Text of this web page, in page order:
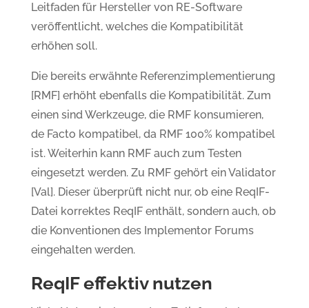
Leitfaden für Hersteller von RE-Software
veröffentlicht, welches die Kompatibilität
erhöhen soll.
Die bereits erwähnte Referenzimplementierung
[RMF] erhöht ebenfalls die Kompatibilität. Zum
einen sind Werkzeuge, die RMF konsumieren,
de Facto kompatibel, da RMF 100% kompatibel
ist. Weiterhin kann RMF auch zum Testen
eingesetzt werden. Zu RMF gehört ein Validator
[Val]. Dieser überprüft nicht nur, ob eine ReqIF-
Datei korrektes ReqIF enthält, sondern auch, ob
die Konventionen des Implementor Forums
eingehalten werden.
ReqIF effektiv nutzen